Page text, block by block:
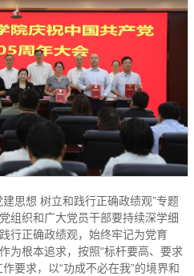
思想 树立和践行正确政绩观”专题
组织和广大党员干部要持续深学细
行正确政绩观，始终牢记为党育
为根本追求，按照“标杆要高、要求
要求，以“功成不必在我”的境界和